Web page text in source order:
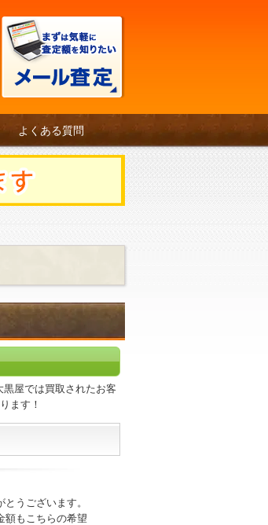
よくある質問
屋では買取されたお客
ます！
うございます。
額もこちらの希望